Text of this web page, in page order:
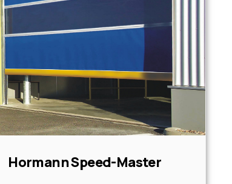
Hormann Speed-Master